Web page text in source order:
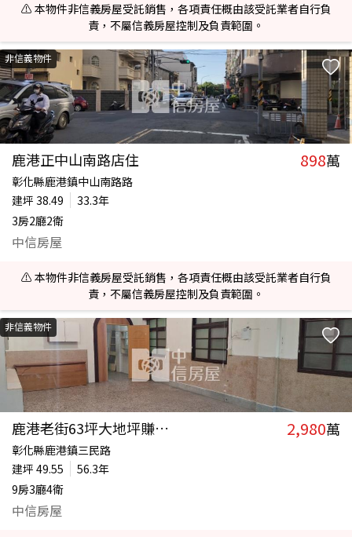
⚠️ 本物件非信義房屋受託銷售，各項責任概由該受託業者自行負
責，不屬信義房屋控制及負責範圍。
非信義物件
鹿港正中山南路店住 898萬
彰化縣鹿港鎮中山南路路
建坪 38.49
33.3年
3房2廳2衛
中信房屋
⚠️ 本物件非信義房屋受託銷售，各項責任概由該受託業者自行負
責，不屬信義房屋控制及負責範圍。
非信義物件
鹿港老街63坪大地坪賺錢金店 2,980萬
彰化縣鹿港鎮三民路
建坪 49.55
56.3年
9房3廳4衛
中信房屋